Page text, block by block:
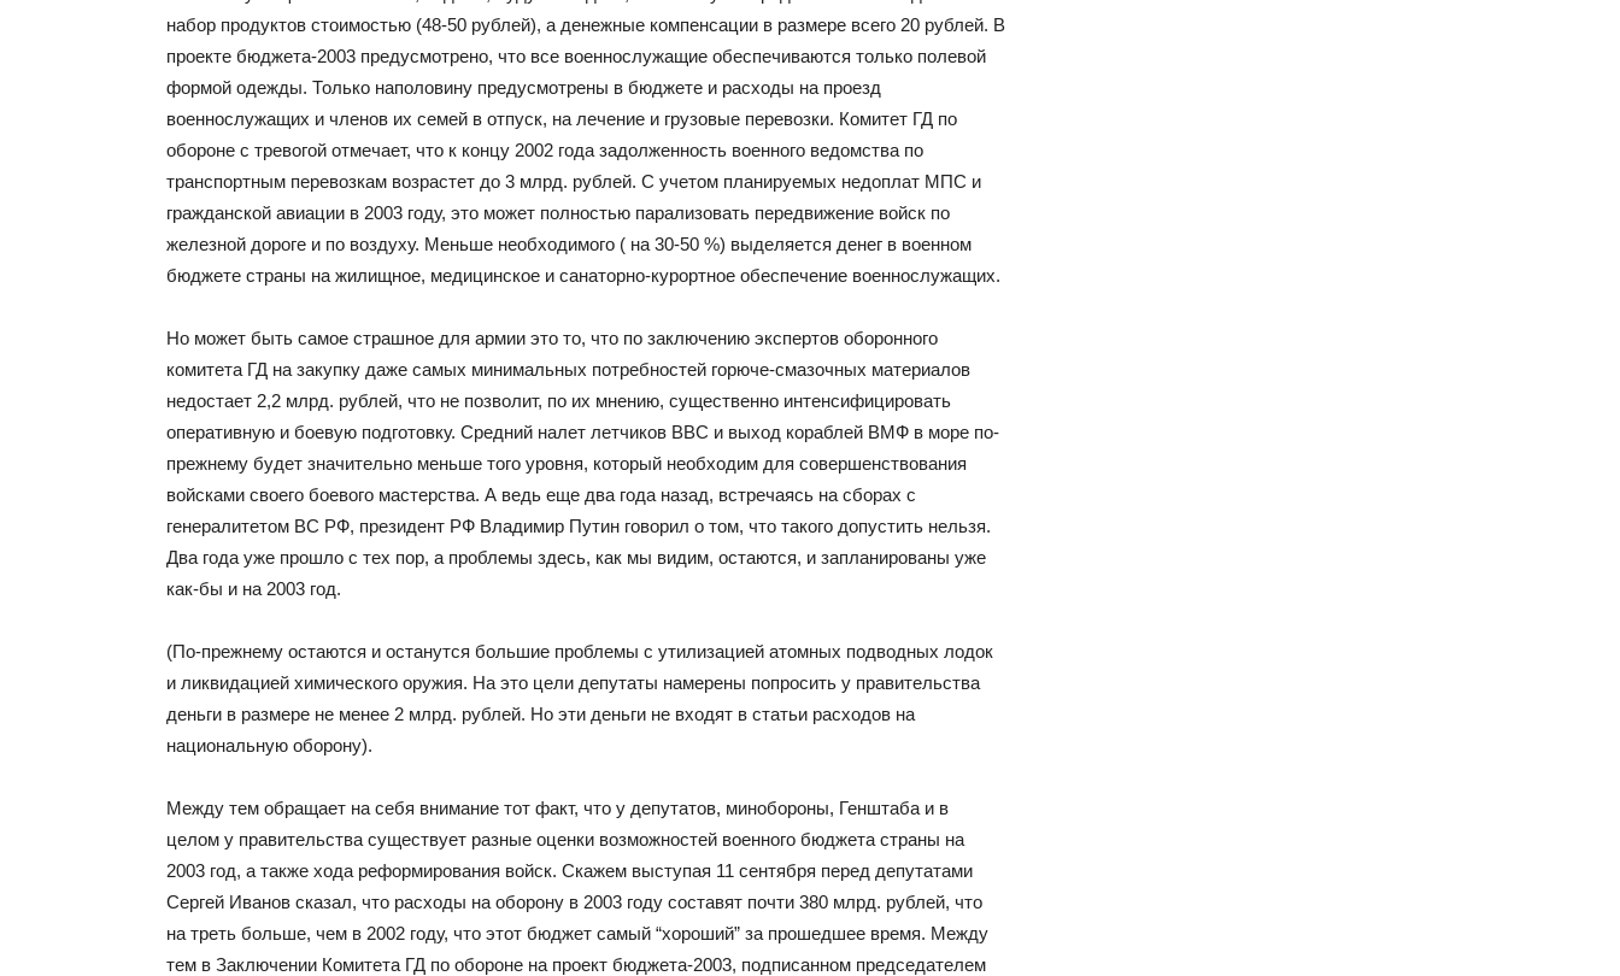
набор продуктов стоимостью (48-50 рублей), а денежные компенсации в размере всего 20 рублей. В
проекте бюджета-2003 предусмотрено, что все военнослужащие обеспечиваются только полевой
формой одежды. Только наполовину предусмотрены в бюджете и расходы на проезд
военнослужащих и членов их семей в отпуск, на лечение и грузовые перевозки. Комитет ГД по
обороне с тревогой отмечает, что к концу 2002 года задолженность военного ведомства по
транспортным перевозкам возрастет до 3 млрд. рублей. С учетом планируемых недоплат МПС и
гражданской авиации в 2003 году, это может полностью парализовать передвижение войск по
железной дороге и по воздуху. Меньше необходимого ( на 30-50 %) выделяется денег в военном
бюджете страны на жилищное, медицинское и санаторно-курортное обеспечение военнослужащих.
Но может быть самое страшное для армии это то, что по заключению экспертов оборонного
комитета ГД на закупку даже самых минимальных потребностей горюче-смазочных материалов
недостает 2,2 млрд. рублей, что не позволит, по их мнению, существенно интенсифицировать
оперативную и боевую подготовку. Средний налет летчиков ВВС и выход кораблей ВМФ в море по-
прежнему будет значительно меньше того уровня, который необходим для совершенствования
войсками своего боевого мастерства. А ведь еще два года назад, встречаясь на сборах с
генералитетом ВС РФ, президент РФ Владимир Путин говорил о том, что такого допустить нельзя.
Два года уже прошло с тех пор, а проблемы здесь, как мы видим, остаются, и запланированы уже
как-бы и на 2003 год.
(По-прежнему остаются и останутся большие проблемы с утилизацией атомных подводных лодок
и ликвидацией химического оружия. На это цели депутаты намерены попросить у правительства
деньги в размере не менее 2 млрд. рублей. Но эти деньги не входят в статьи расходов на
национальную оборону).
Между тем обращает на себя внимание тот факт, что у депутатов, минобороны, Генштаба и в
целом у правительства существует разные оценки возможностей военного бюджета страны на
2003 год, а также хода реформирования войск. Скажем выступая 11 сентября перед депутатами
Сергей Иванов сказал, что расходы на оборону в 2003 году составят почти 380 млрд. рублей, что
на треть больше, чем в 2002 году, что этот бюджет самый “хороший” за прошедшее время. Между
тем в Заключении Комитета ГД по обороне на проект бюджета-2003, подписанном председателем